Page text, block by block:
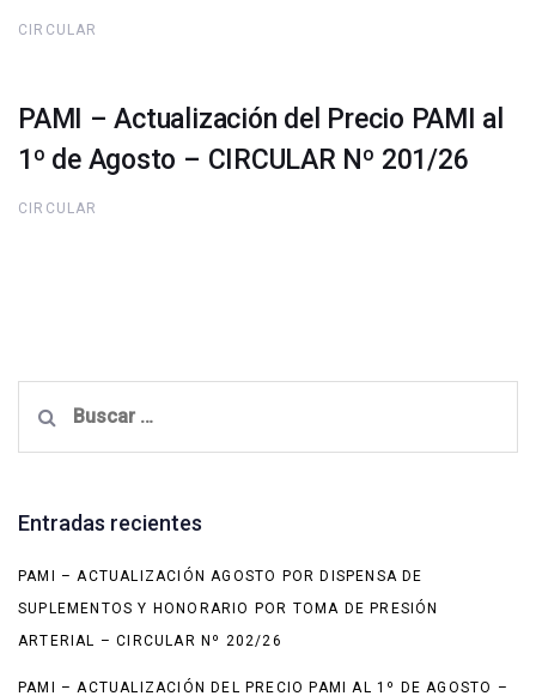
CIRCULAR
PAMI – Actualización del Precio PAMI al
1º de Agosto – CIRCULAR Nº 201/26
CIRCULAR
Entradas recientes
PAMI – ACTUALIZACIÓN AGOSTO POR DISPENSA DE
SUPLEMENTOS Y HONORARIO POR TOMA DE PRESIÓN
ARTERIAL – CIRCULAR Nº 202/26
PAMI – ACTUALIZACIÓN DEL PRECIO PAMI AL 1º DE AGOSTO –